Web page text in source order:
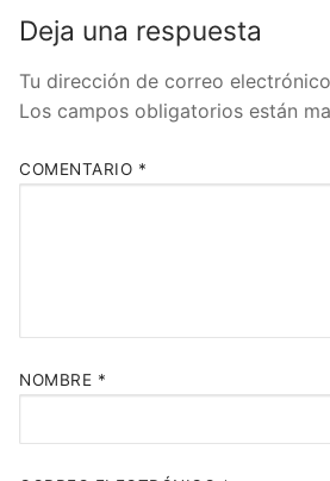
Deja una respuesta
Tu dirección de correo
Los campos obligatorios están
COMENTARIO *
NOMBRE *